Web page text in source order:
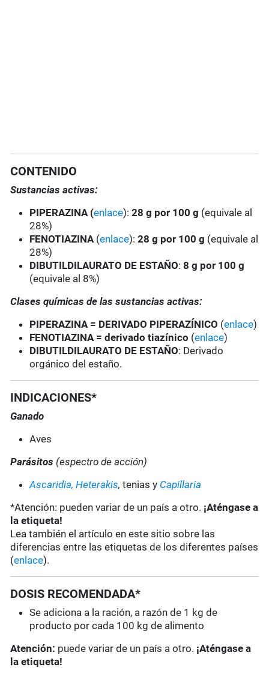
CONTENIDO
Sustancias activas:
PIPERAZINA (enlace): 28 g por 100 g (equivale al
28%)
FENOTIAZINA (enlace):28 g por 100 g (equivale al
28%)
DIBUTILDILAURATO DE ESTAÑO:8 g por 100 g
(equivale al 8%)
Clases químicas de las sustancias activas:
PIPERAZINA = DERIVADO PIPERAZÍNICO (enlace)
FENOTIAZINA = derivado tiazínico (enlace)
DIBUTILDILAURATO DE ESTAÑO: Derivado
orgánico del estaño.
INDICACIONES*
Ganado
Aves
Parásitos (espectro de acción)
Ascaridia, Heterakis,tenias y Capillaria
*Atención: pueden variar de un país a otro. ¡Aténgase a
la etiqueta!
Lea también el artículo en este sitio sobre las
diferencias entre las etiquetas de los diferentes países
(enlace).
DOSIS RECOMENDADA*
Se adiciona a la ración, a razón de 1 kg de
producto por cada 100 kg de alimento
Atención: puede variar de un país a otro. ¡Aténgase a
la etiqueta!